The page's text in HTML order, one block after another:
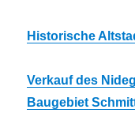
Historische
Verkauf des
Baugebiet